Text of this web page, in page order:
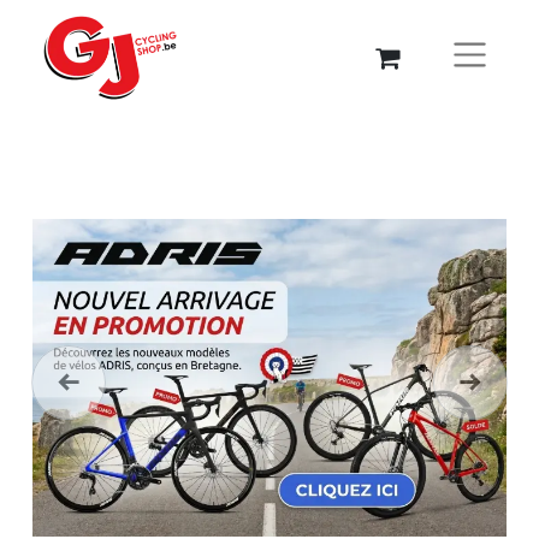
Précédent Suivant